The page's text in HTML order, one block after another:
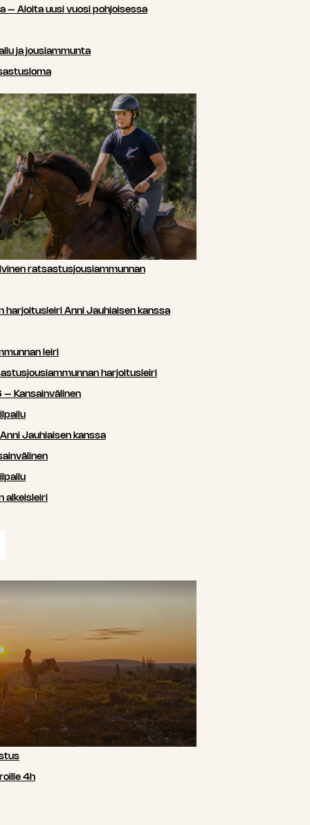
– Aloita uusi vuosi pohjoisessa
ja jousiammunta
ratsastusjousiammunnan
harjoitusleiri Anni Jauhiaisen kanssa
leiri
harjoitusleiri
Kansainvälinen
Jauhiaisen kanssa
alkeisleiri
4h